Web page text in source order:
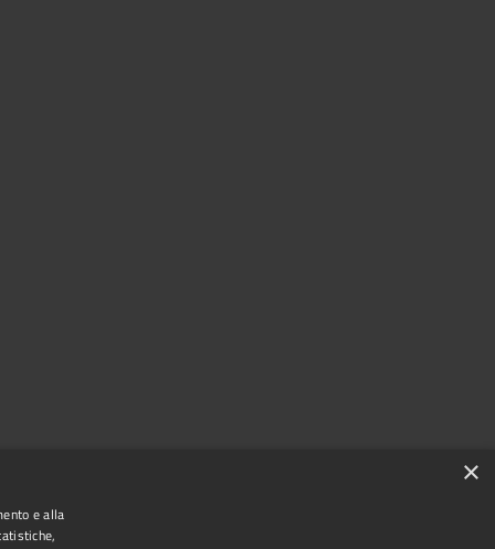
×
e alla